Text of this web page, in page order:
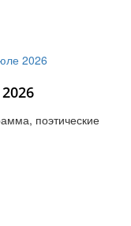
поэтические